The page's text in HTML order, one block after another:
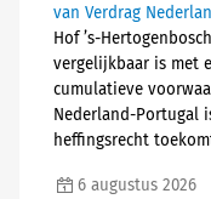
van Verdrag
Hof ’s-
vergelijkbaar is met
cumulatieve
Nederland-Portugal
heffingsrecht
6 augustus 2026